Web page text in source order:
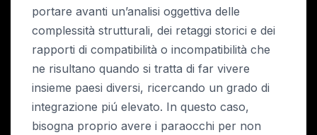
portare avanti un’analisi oggettiva delle
complessità strutturali, dei retaggi storici e dei
rapporti di compatibilità o incompatibilità che
ne risultano quando si tratta di far vivere
insieme paesi diversi, ricercando un grado di
integrazione piú elevato. In questo caso,
bisogna proprio avere i paraocchi per non